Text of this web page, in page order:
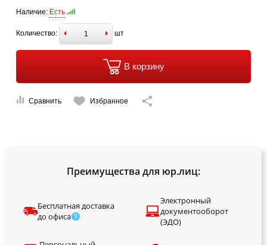
Наличие: Есть
Количество: шт
В корзину
Сравнить Избранное
Преимущества для юр.лиц:
Бесплатная доставка
до офиса
Электронный
документооборот
(ЭДО)